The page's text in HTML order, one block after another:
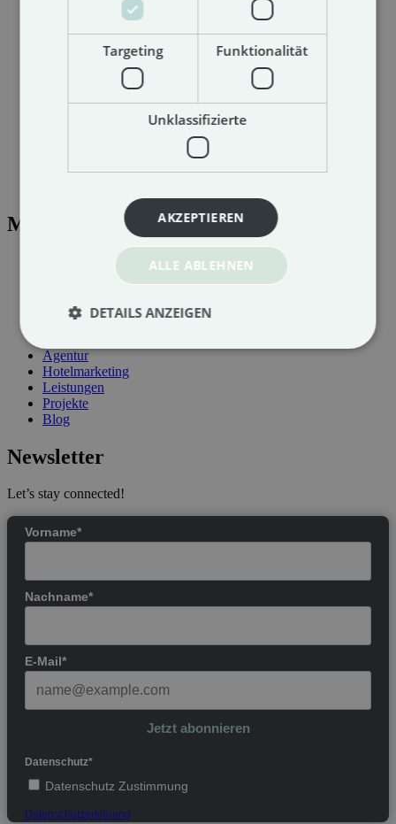
AGB
Menü
Hotelmarketing
Projekte
Agentur
Hotelmarketing
Leistungen
Projekte
Blog
Newsletter
Let’s stay connected!
Vorname*
Nachname*
E-Mail*
Jetzt abonnieren
Datenschutz*
Datenschutz Zustimmung
Datenschutzerklärung
Targeting Funktionalität
Unklassifizierte
AKZEPTIEREN
ALLE ABLEHNEN
DETAILS ANZEIGEN